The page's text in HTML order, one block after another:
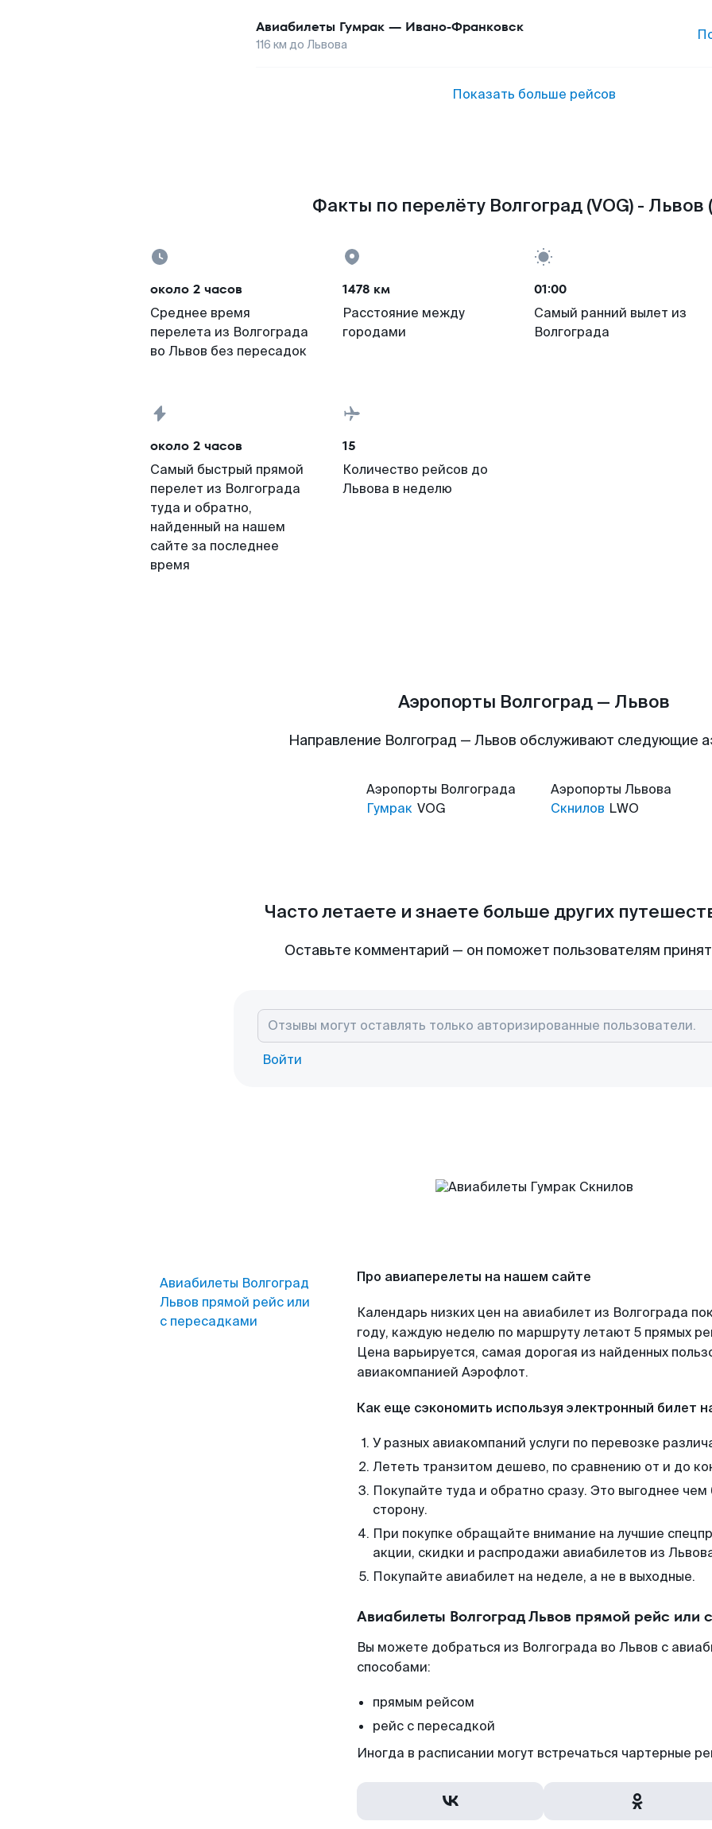
Авиабилеты Гумрак — Ивано-Франковск
116 км до Львова
Показать больше рейсов
Факты по перелёту Волгоград (VOG) - Львов
около 2 часов
Среднее время
перелета из Волгограда
во Львов без пересадок
1478 км
Расстояние между
городами
01:00
Самый ранний вылет из
Волгограда
около 2 часов
Самый быстрый прямой
перелет из Волгограда
туда и обратно,
найденный на нашем
сайте за последнее
время
15
Количество рейсов до
Львова в неделю
Аэропорты Волгоград — Львов
Направление Волгоград — Львов обслуживают следующие
Аэропорты Волгограда
Гумрак VOG
Аэропорты Львова
Скнилов LWO
Часто летаете и знаете больше других
Оставьте комментарий — он поможет пользователям
Войти
Авиабилеты Волгоград
Львов прямой рейс или
с пересадками
Про авиаперелеты на нашем сайте
Календарь низких цен на авиабилет из Волгограда
году, каждую неделю по маршруту летают 5 прямых
Цена варьируется, самая дорогая из найденных
авиакомпанией Аэрофлот.
Как еще сэкономить используя электронный билет
У разных авиакомпаний услуги по перевозке
Лететь транзитом дешево, по сравнению от и до
Покупайте туда и обратно сразу. Это выгоднее
сторону.
При покупке обращайте внимание на лучшие
акции, скидки и распродажи авиабилетов из
Покупайте авиабилет на неделе, а не в выходные.
Авиабилеты Волгоград Львов прямой рейс или
Вы можете добраться из Волгограда во Львов с
способами:
прямым рейсом
рейс с пересадкой
Иногда в расписании могут встречаться чартерные